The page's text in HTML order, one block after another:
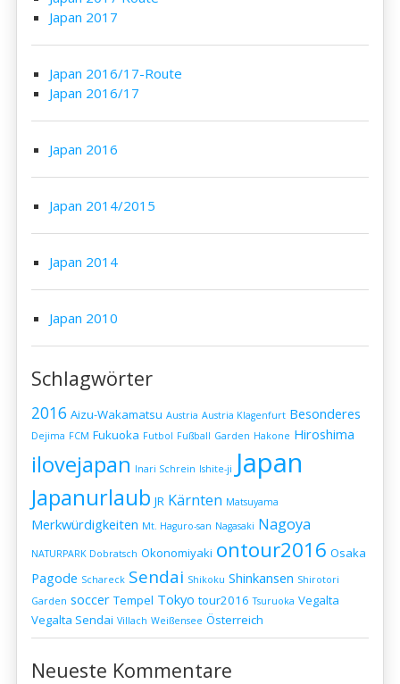
Japan 2017
Japan 2016/17-Route
Japan 2016/17
Japan 2016
Japan 2014/2015
Japan 2014
Japan 2010
Schlagwörter
2016 Aizu-Wakamatsu Austria Austria Klagenfurt Besonderes
Dejima FCM Fukuoka Futbol Fußball Garden Hakone Hiroshima
ilovejapan Inari Schrein Ishite-ji Japan
Japanurlaub JR Kärnten Matsuyama
Merkwürdigkeiten Mt. Haguro-san Nagasaki Nagoya
NATURPARK Dobratsch Okonomiyaki ontour2016 Osaka
Pagode Schareck Sendai Shikoku Shinkansen Shirotori
Garden soccer Tempel Tokyo tour2016 Tsuruoka Vegalta
Vegalta Sendai Villach Weißensee Österreich
Neueste Kommentare